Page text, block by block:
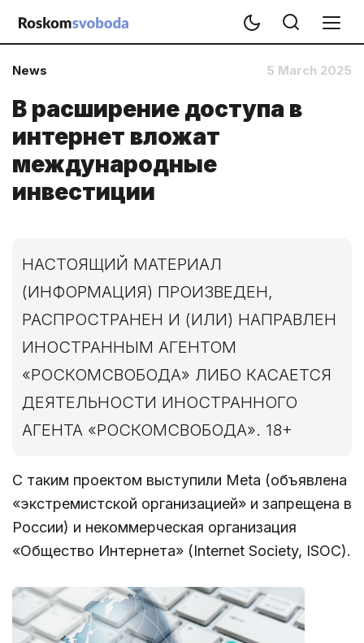
News 5 March 2025
В расширение доступа в
интернет вложат
международные
инвестиции
НАСТОЯЩИЙ МАТЕРИАЛ
(ИНФОРМАЦИЯ) ПРОИЗВЕДЕН,
РАСПРОСТРАНЕН И (ИЛИ) НАПРАВЛЕН
ИНОСТРАННЫМ АГЕНТОМ
«РОСКОМСВОБОДА» ЛИБО КАСАЕТСЯ
ДЕЯТЕЛЬНОСТИ ИНОСТРАННОГО
АГЕНТА «РОСКОМСВОБОДА». 18+
С таким проектом выступили Meta (объявлена
«экстремистской организацией» и запрещена в
России) и некоммерческая организация
«Общество Интернета» (Internet Society, ISOC).